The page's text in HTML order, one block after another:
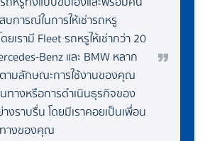
บการณ์ในการให้เช่ารถหรู
ยเรามี Fleet รถหรูให้เช่ากว่า 20
Benz และ BMW หลาก
ตามลักษณะการใช้งานของคุณ
นทางหรือการดำเนินธุรกิจของ
งราบรื่น โดยมีเราคอยเป็นเพื่อน
างของคุณ